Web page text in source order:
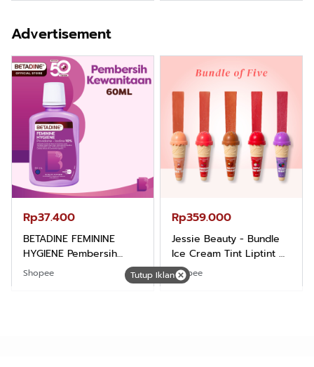
Santai Slimfit Formal
Advertisement
Rp37.400
BETADINE FEMININE
HYGIENE Pembersih
Kewanitaan 60ml
Shopee
Rp359.000
Jessie Beauty - Bundle
Ice Cream Tint Liptint All
Variant
Shopee
Tutup Iklan